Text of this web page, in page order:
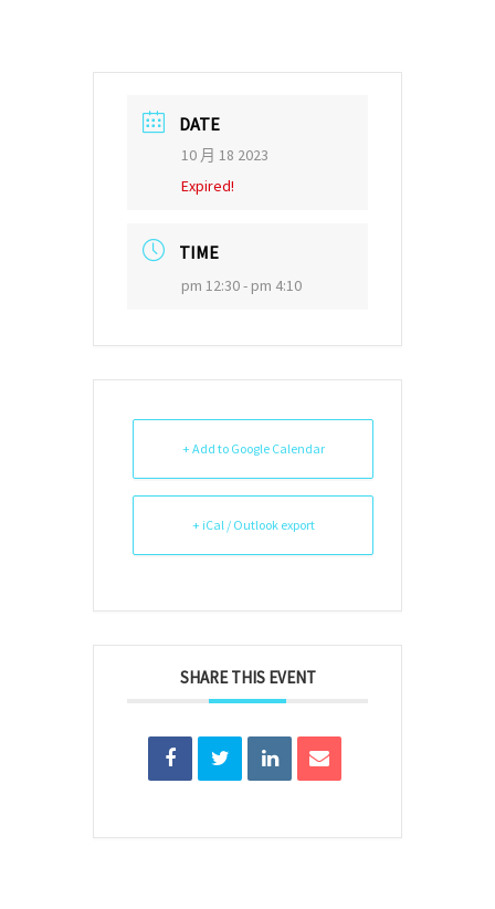
DATE
10 月 18 2023
Expired!
TIME
pm 12:30 - pm 4:10
+ Add to Google Calendar
+ iCal / Outlook export
SHARE THIS EVENT